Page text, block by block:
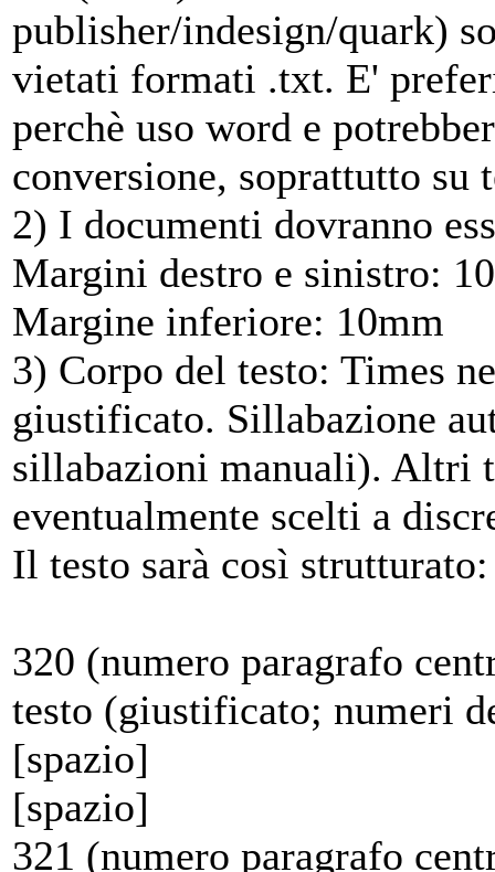
publisher/indesign/quark)
vietati formati .txt. E'
perchè uso word e
conversione, soprattutto su
2) I documenti dovranno
Margini destro e sinistro:
Margine inferiore: 10mm
3) Corpo del testo: Times
giustificato. Sillabazione
sillabazioni manuali). Altri
eventualmente scelti a
Il testo sarà così strutturato:
320 (numero paragrafo
testo (giustificato; numeri
[spazio]
[spazio]
321 (numero paragrafo